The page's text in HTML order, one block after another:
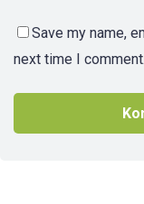
Save my name,
next time I comment.